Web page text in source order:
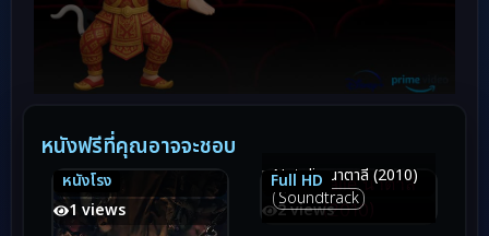
หนังฟรีที่คุณอาจจะชอบ
หนังโรง
6.0
1 views
6.0 Full HD
6.1
2 views
6.1
Natalie นาตาลี (2010)
Soundtrack